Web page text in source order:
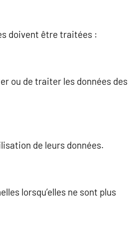
doivent être traitées :
ou de traiter les données des
de leurs données.
lorsqu’elles ne sont plus